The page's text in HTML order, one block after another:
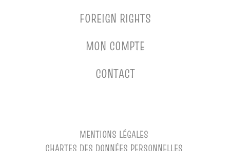
FOREIGN RIGHTS
MON COMPTE
CONTACT
MENTIONS LÉGALES
CHARTES DES DONNÉES PERSONNELLES